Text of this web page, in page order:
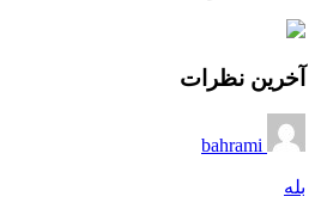
آخرین نظرات
bahrami
بله